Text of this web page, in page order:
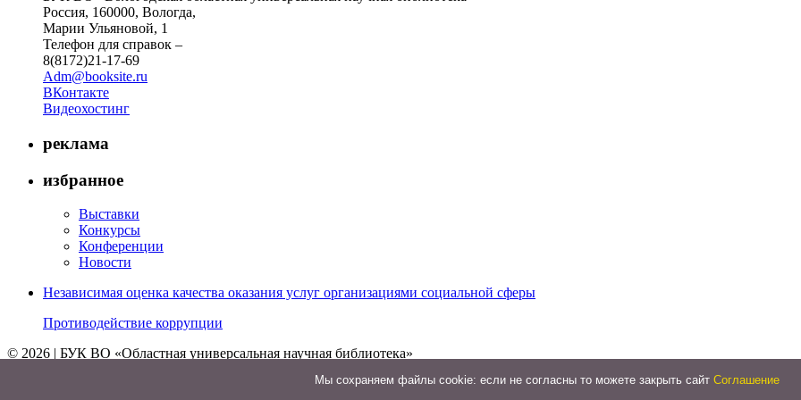
Россия, 160000, Вологда,
Марии Ульяновой, 1
Телефон для справок –
8(8172)21-17-69
Adm@booksite.ru
ВКонтакте
Видеохостинг
реклама
избранное
Выставки
Конкурсы
Конференции
Новости
Независимая оценка качества оказания услуг организациями социальной сферы
Противодействие коррупции
© 2026 | БУК ВО «Областная универсальная научная библиотека»
Мы cохраняем файлы cookie: если не согласны то можете закрыть сайт Соглашение